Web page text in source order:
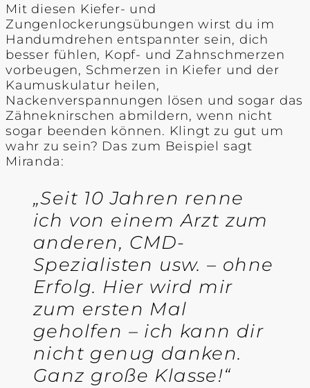
Mit diesen Kiefer- und
Zungenlockerungsübungen wirst du im
Handumdrehen entspannter sein, dich
besser fühlen, Kopf- und Zahnschmerzen
vorbeugen, Schmerzen in Kiefer und der
Kaumuskulatur heilen,
Nackenverspannungen lösen und sogar das
Zähneknirschen abmildern, wenn nicht
sogar beenden können. Klingt zu gut um
wahr zu sein? Das zum Beispiel sagt
Miranda:
„Seit 10 Jahren renne
ich von einem Arzt zum
anderen, CMD-
Spezialisten usw. – ohne
Erfolg. Hier wird mir
zum ersten Mal
geholfen – ich kann dir
nicht genug danken.
Ganz große Klasse!“